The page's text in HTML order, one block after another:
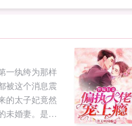
一纨绔为那样
被这个消息震
的太子妃竟然
未婚妻。是老